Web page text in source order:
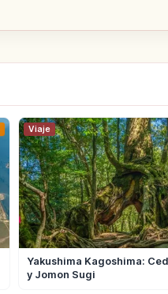
Viaje
Yakushima Kagoshima:
y Jomon Sugi